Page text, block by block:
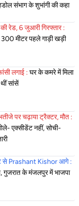
संभाग के शुभांगी की कहा
रेड, 6 जुआरी गिरफ्तार :
मीटर पहले गाड़ी खड़ी
लगाई : घर के कमरे में मिला
सांसें
पर चढ़ाया ट्रैक्टर, मौत :
एक्सीडेंट नहीं, सोची-
से Prashant Kishor आगे :
गुजरात के मंजलपुर में भाजपा